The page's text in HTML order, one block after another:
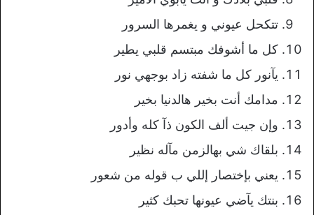
تتكحل عيوني و يغمرها السرور
كل ما أشوفك مبتسم قلبي يطير
يآنور كل ما شفته زاد بوجهي نور
مدامك أنت بخير هالدنيا بخير
وإن جيت ألف الكون ذآ كله وأدور
بلقاك شي بهالزمن مآله نظير
يعني بإختصار إللي ب قوله من شعور
بنتك يآضي عيونها تحبك كثير